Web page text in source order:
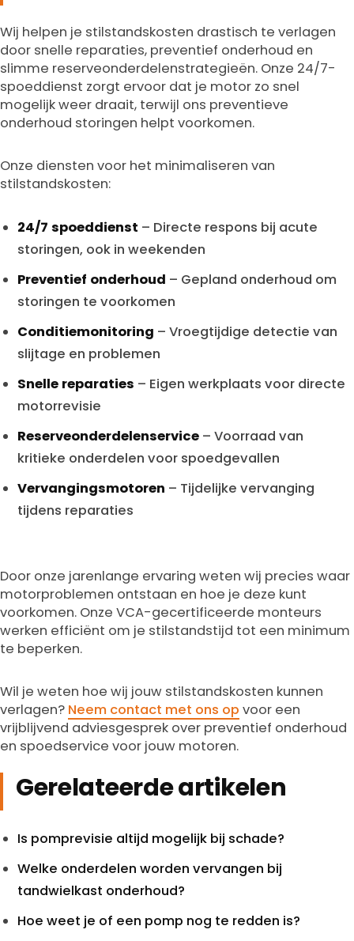
Wij helpen je stilstandskosten drastisch te verlagen
door snelle reparaties, preventief onderhoud en
slimme reserveonderdelenstrategieën. Onze 24/7-
spoeddienst zorgt ervoor dat je motor zo snel
mogelijk weer draait, terwijl ons preventieve
onderhoud storingen helpt voorkomen.
Onze diensten voor het minimaliseren van
stilstandskosten:
24/7 spoeddienst – Directe respons bij acute
storingen, ook in weekenden
Preventief onderhoud – Gepland onderhoud om
storingen te voorkomen
Conditiemonitoring – Vroegtijdige detectie van
slijtage en problemen
Snelle reparaties – Eigen werkplaats voor directe
motorrevisie
Reserveonderdelenservice – Voorraad van
kritieke onderdelen voor spoedgevallen
Vervangingsmotoren – Tijdelijke vervanging
tijdens reparaties
Door onze jarenlange ervaring weten wij precies waar
motorproblemen ontstaan en hoe je deze kunt
voorkomen. Onze VCA-gecertificeerde monteurs
werken efficiënt om je stilstandstijd tot een minimum
te beperken.
Wil je weten hoe wij jouw stilstandskosten kunnen
verlagen? Neem contact met ons op voor een
vrijblijvend adviesgesprek over preventief onderhoud
en spoedservice voor jouw motoren.
Gerelateerde artikelen
Is pomprevisie altijd mogelijk bij schade?
Welke onderdelen worden vervangen bij
tandwielkast onderhoud?
Hoe weet je of een pomp nog te redden is?